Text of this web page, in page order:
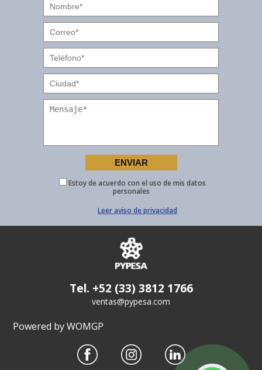
Estoy de acuerdo con el uso de mis datos
personales
Leer aviso de privacidad
Tel. +52 (33) 3812 1766
ventas@pypesa.com
Powered by WOMGP